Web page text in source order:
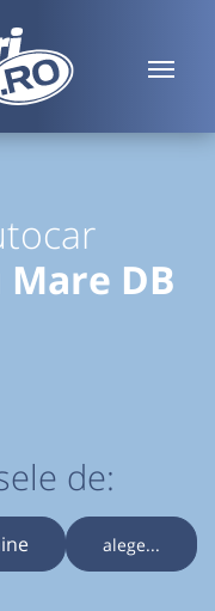
DB
de:
alege...